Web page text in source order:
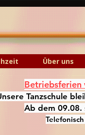
Über uns
Tanzschule
Ab dem